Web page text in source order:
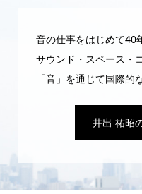
音の仕事をはじめて40
サウンド・スペース・
「音」を通じて国際的
井出 祐昭